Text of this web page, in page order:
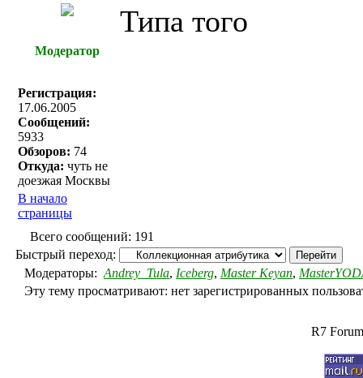
Модератор
Регистрация:
17.06.2005
Сообщений:
5933
Обзоров: 74
Откуда: чуть не
доезжая Москвы
Типа того
В начало
страницы
Всего сообщений: 191
Быстрый переход:
Модераторы: Andrey_Tula, Iceberg, Master Keyan,
Эту тему просматривают: нет зарегистрированных
R7